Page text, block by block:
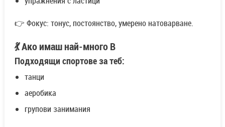
👉 Фокус: тонус, постоянство, умерено натоварване.
💃 Ако имаш най-много В
Подходящи спортове за теб:
танци
аеробика
групови занимания